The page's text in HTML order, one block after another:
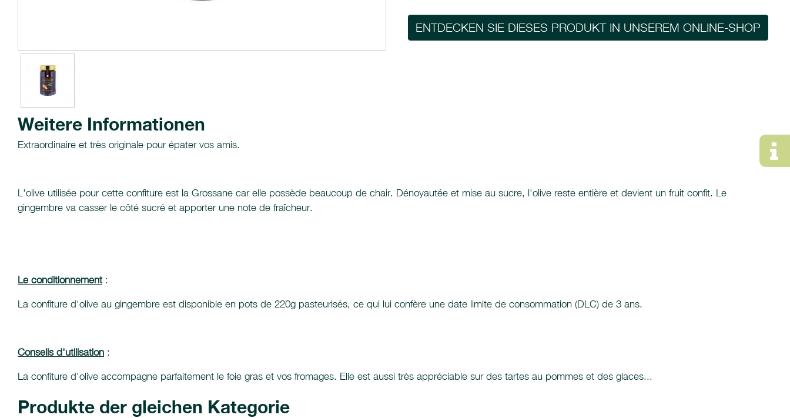
ENTDECKEN SIE DIESES PRODUKT IN UNSEREM ONLINE-SHOP
Weitere Informationen
Extraordinaire et très originale pour épater vos amis.
L'olive utilisée pour cette confiture est la Grossane car elle possède beaucoup de chair. Dénoyautée et mise au sucre, l'olive reste entière et devient un fruit confit. Le
gingembre va casser le côté sucré et apporter une note de fraîcheur.
Le conditionnement:
La confiture d'olive au gingembre est disponible en pots de 220g pasteurisés, ce qui lui confère une date limite de consommation (DLC) de 3 ans.
Conseils d'utilisation :
La confiture d'olive accompagne parfaitement le foie gras et vos fromages. Elle est aussi très appréciable sur des tartes au pommes et des glaces...
Produkte der gleichen Kategorie